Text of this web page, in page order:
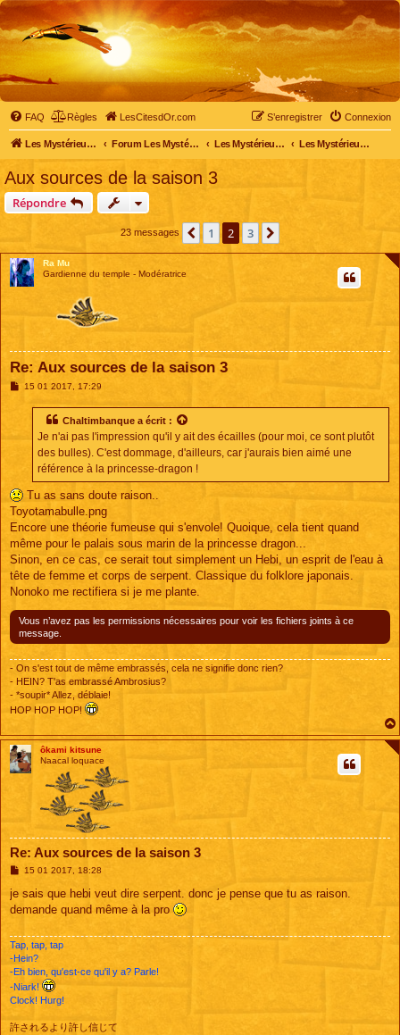
FAQ Règles LesCitesdOr.com Connexion
S’enregistrer
Les Mystérieuses Cités d'Or - LesCitesdOr.com Forum Les Mystérieuses Cités d'Or Les Mystérieuses Cités d'Or Les Mystérieuses Cités d'Or : saison 3 (2016)
Aux sources de la saison 3
Répondre
23 messages Précédente
1 2 3
Ra Mu
Gardienne du temple - Modératrice
Re: Aux sources de la saison 3
M15 01 2017, 17:29
Chaltimbanque a écrit :
Je n'ai pas l'impression qu'il y ait des écailles (pour moi, ce sont plutôt
des bulles). C'est dommage, d'ailleurs, car j'aurais bien aimé une
référence à la princesse-dragon !
Tu as sans doute raison..
Toyotamabulle.png
Encore une théorie fumeuse qui s'envole! Quoique, cela tient quand
même pour le palais sous marin de la princesse dragon...
Sinon, en ce cas, ce serait tout simplement un Hebi, un esprit de l'eau à
tête de femme et corps de serpent. Classique du folklore japonais.
Nonoko me rectifiera si je me plante.
Vous n’avez pas les permissions nécessaires pour voir les fichiers joints à ce
message.
- On s'est tout de même embrassés, cela ne signifie donc rien?
- HEIN? T'as embrassé Ambrosius?
- *soupir* Allez, déblaie!
HOP HOP HOP!
ôkami kitsune
Naacal loquace
Re: Aux sources de la saison 3
M
s
a
15 01 2017, 18:28
je sais que hebi veut dire serpent. donc je pense que tu as raison.
demande quand même à la pro
Tap, tap, tap
-Hein?
-Eh bien, qu'est-ce qu'il y a? Parle!
-Niark!
Clock! Hurg!
許されるより許し信じて